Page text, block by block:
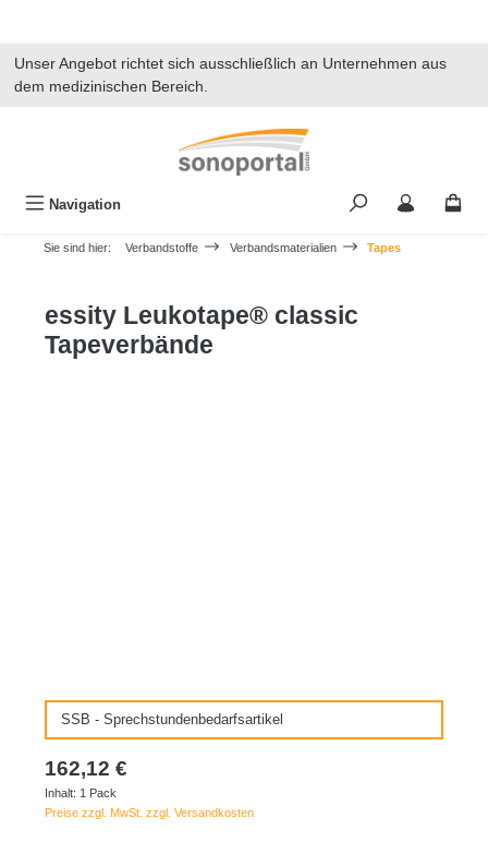
Unser Angebot richtet sich ausschließlich an Unternehmen aus
dem medizinischen Bereich.
Navigation
Sie sind hier: Verbandstoffe Verbandsmaterialien Tapes
essity Leukotape® classic
Tapeverbände
SSB - Sprechstundenbedarfsartikel
162,12 €
Inhalt: 1 Pack
Preise zzgl. MwSt. zzgl. Versandkosten